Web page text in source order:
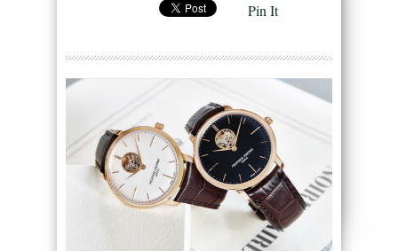
Pin It